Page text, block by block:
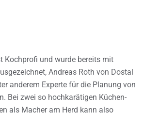
Kochprofi und wurde bereits mit
Andreas Roth von Dostal
anderem Experte für die Planung von
Bei zwei so hochkarätigen Küchen-
als Macher am Herd kann also